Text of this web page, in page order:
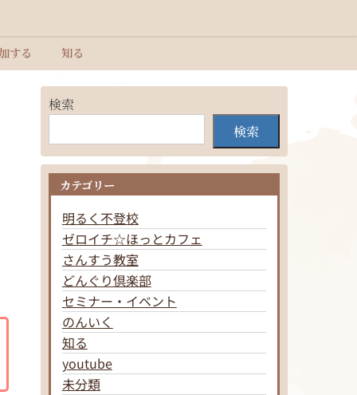
する 知る
検索
検索
カテゴリー
明るく不登校
ゼロイチ☆ほっとカフェ
さんすう教室
どんぐり倶楽部
セミナー・イベント
のんいく
知る
youtube
未分類